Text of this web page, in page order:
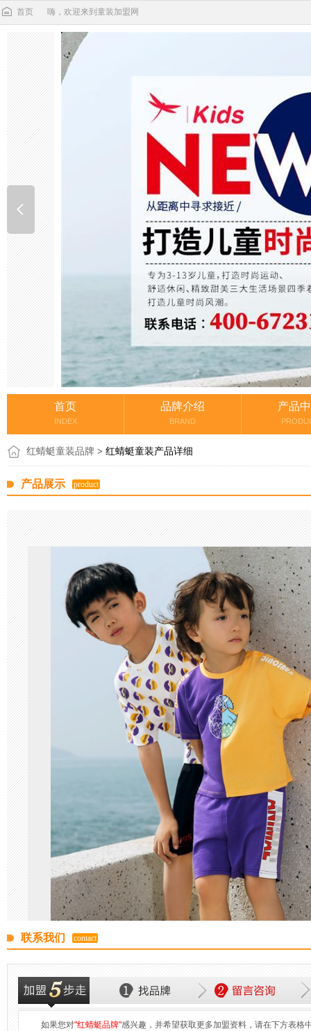
首页 嗨，欢迎来到童装加盟网
首页
INDEX
品牌介绍
BRAND
产品
红蜻蜓童装品牌 > 红蜻蜓童装产品详细
产品展示 product
联系我们 contact
如果您对"红蜻蜓品牌"感兴趣，并希望获取更多加盟资料，请在下方表格